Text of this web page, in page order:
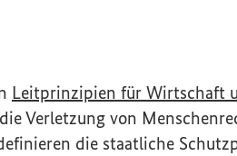
Leitprinzipien für Wirtschaft
Verletzung von
die staatliche